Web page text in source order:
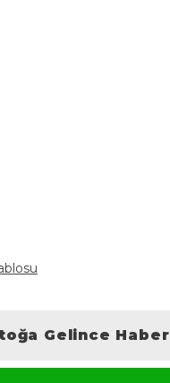
Gelince